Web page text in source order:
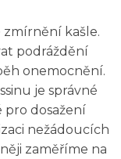
zmírnění kašle.
podráždění
onemocnění.
je správné
dosažení
nežádoucích
zaměříme na